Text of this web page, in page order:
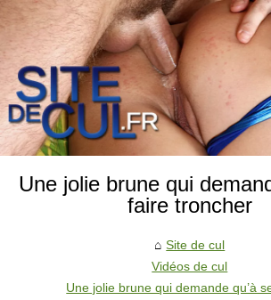
Une jolie brune qui
faire troncher
Site de cul
Vidéos de cul
Une jolie brune qui demande qu’à